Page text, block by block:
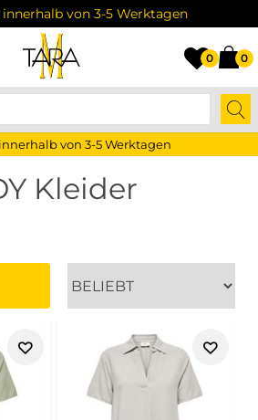
von 3-5 Werktagen
0 0
von 3-5 Werktagen
Kleider